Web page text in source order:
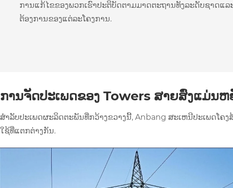
ການແກ້ໄຂຂອງພວກເຮົາປະຕິບັດຕາມມາດຕະຖານທັງລະດັບຊາດແ
ຕ້ອງການຂອງແຕ່ລະໂຄງການ.
ການຈັດປະເພດຂອງ Towers ສາຍສົ່ງແມ່ນຫ
ສໍາລັບປະເພດຜະລິດຕະພັນທີ່ກວ້າງຂວາງນີ້, Anbang ສະເຫນີປະເພດໂ
ໃຊ້ທີ່ແຕກຕ່າງກັນ.